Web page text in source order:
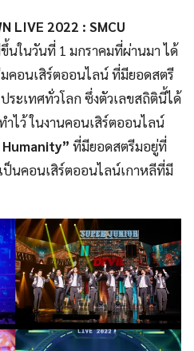
LIVE 2022 : SMCU
นในวันที่ 1 มกราคมที่ผ่านมา ได้
คอนเสิร์ตออนไลน์ ที่มียอดสตรี
ระเทศทั่วโลก ซึ่งตัวเลขสถิตินี้ได้
ำไว้ ในงานคอนเสิร์ตออนไลน์
ที่มียอดสตรีมอยู่ที่
ป็นคอนเสิร์ตออนไลน์เกาหลีที่มี